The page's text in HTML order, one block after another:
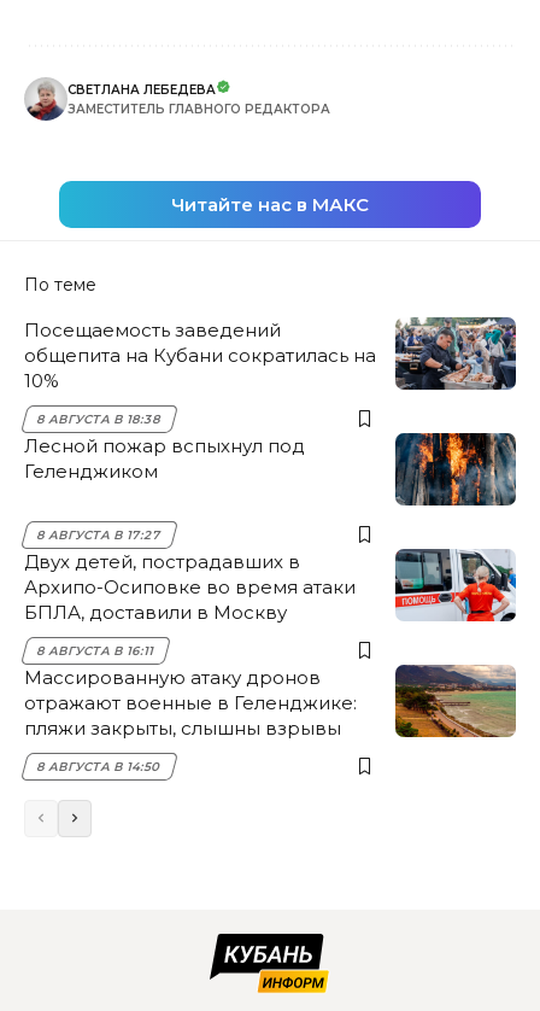
СВЕТЛАНА ЛЕБЕДЕВА
ЗАМЕСТИТЕЛЬ ГЛАВНОГО РЕДАКТОРА
Читайте нас в МАКС
По теме
Посещаемость заведений
общепита на Кубани сократилась на
10%
8 АВГУСТА В 18:38
Лесной пожар вспыхнул под
Геленджиком
8 АВГУСТА В 17:27
Двух детей, пострадавших в
Архипо-Осиповке во время атаки
БПЛА, доставили в Москву
8 АВГУСТА В 16:11
Массированную атаку дронов
отражают военные в Геленджике:
пляжи закрыты, слышны взрывы
8 АВГУСТА В 14:50